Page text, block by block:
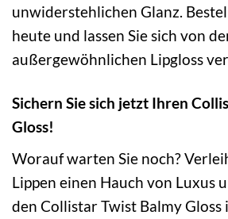
unwiderstehlichen Glanz.
heute und lassen Sie sich von
außergewöhnlichen Lipgloss
Sichern Sie sich jetzt Ihren
Gloss!
Worauf warten Sie noch?
Lippen einen Hauch von Luxus
den Collistar Twist Balmy